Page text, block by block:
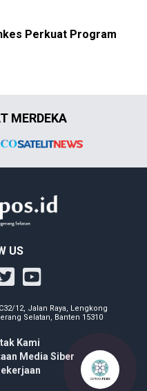
Perkuat Program
MERDEKA
US
12, Jalan Raya, Lengkong
Selatan, Banten 15310
Kami
Media Siber